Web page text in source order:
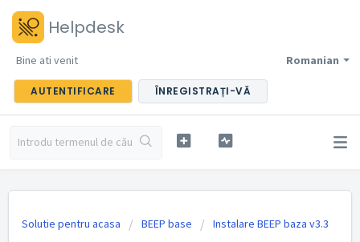
Helpdesk
Romanian
Bine ati venit
AUTENTIFICARE ÎNREGISTRAȚI-VĂ
Solutie pentru acasa BEEP base Instalare BEEP baza v3.3